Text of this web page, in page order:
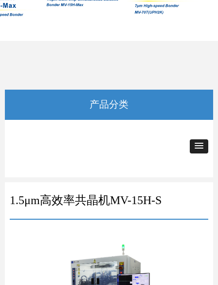
产品分类
1.5μm高效率共晶机MV-15H-S